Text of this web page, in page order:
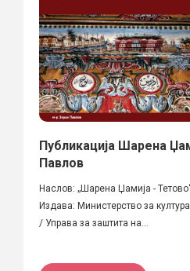
Публикација Шарена
Павлов
Наслов: „Шарена Џамија -
Издава: Министерство за
/ Управа за заштита на...